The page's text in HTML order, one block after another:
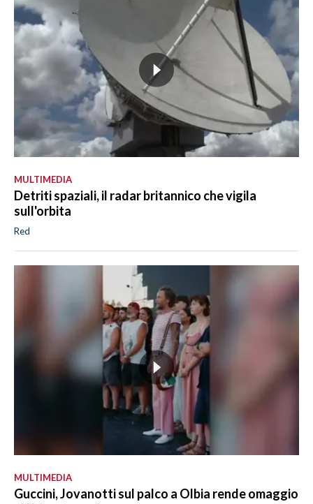
MULTIMEDIA
Detriti spaziali, il radar britannico che vigila
sull'orbita
Red
MULTIMEDIA
Guccini, Jovanotti sul palco a Olbia rende omaggio